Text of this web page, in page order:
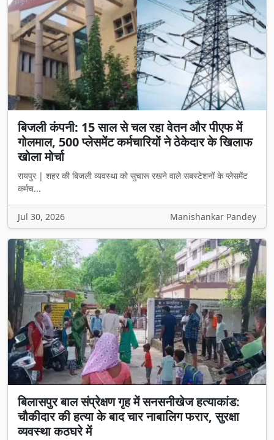
बिजली कंपनी: 15 साल से चल रहा वेतन और पीएफ में
गोलमाल, 500 प्लेसमेंट कर्मचारियों ने ठेकेदार के खिलाफ
खोला मोर्चा
रायपुर | शहर की बिजली व्यवस्था को सुचारू रखने वाले सबस्टेशनों के प्लेसमेंट
कर्मच...
Jul 30, 2026 Manishankar Pandey
बिलासपुर बाल संप्रेक्षण गृह में सनसनीखेज हत्याकांड:
चौकीदार की हत्या के बाद चार नाबालिग फरार, सुरक्षा
व्यवस्था कठघरे में